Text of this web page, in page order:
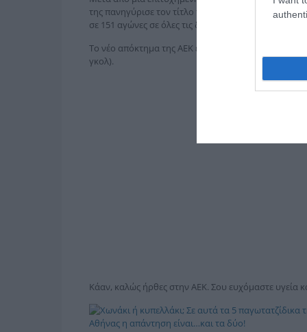
της πανηγύρισε τον τίτλο του πρωταθλήματος το
σε 151 αγώνες σε όλες τις διοργανώσεις,
Το νέο απόκτημα της ΑΕΚ είναι στέλεχος της
γκολ).
Κάαν, καλώς ήρθες στην ΑΕΚ. Σου ευχόμαστε υγεία